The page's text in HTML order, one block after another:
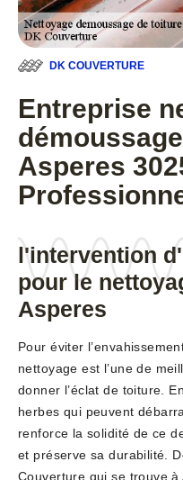
DK COUVERTURE
Entreprise
Asperes
l'intervention
pour le
Asperes
Pour éviter
nettoyage est l’une de
donner l’éclat de toiture.
herbes qui peuvent
renforce la solidité de ce
et préserve sa durabilité.
Couverture qui se trouve